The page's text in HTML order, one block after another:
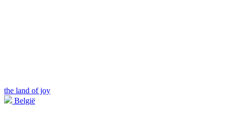
the land of joy
België